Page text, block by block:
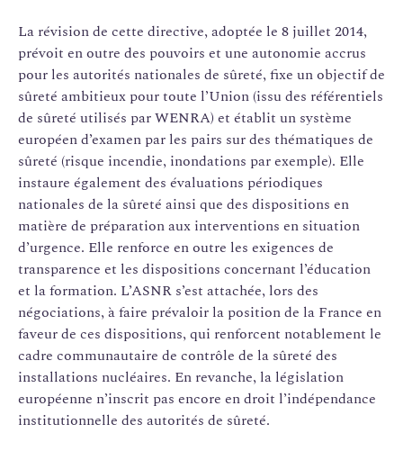
La révision de cette directive, adoptée le 8 juillet 2014,
prévoit en outre des pouvoirs et une autonomie accrus
pour les autorités nationales de sûreté, fixe un objectif de
sûreté ambitieux pour toute l’Union (issu des référentiels
de sûreté utilisés par WENRA) et établit un système
européen d’examen par les pairs sur des thématiques de
sûreté (risque incendie, inondations par exemple). Elle
instaure également des évaluations périodiques
nationales de la sûreté ainsi que des dispositions en
matière de préparation aux interventions en situation
d’urgence. Elle renforce en outre les exigences de
transparence et les dispositions concernant l’éducation
et la formation. L’ASNR s’est attachée, lors des
négociations, à faire prévaloir la position de la France en
faveur de ces dispositions, qui renforcent notablement le
cadre communautaire de contrôle de la sûreté des
installations nucléaires. En revanche, la législation
européenne n’inscrit pas encore en droit l’indépendance
institutionnelle des autorités de sûreté.